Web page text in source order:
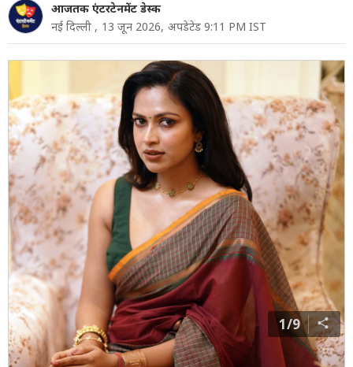
आजतक एंटरटेनमेंट डेस्क
नई दिल्ली , 13 जून 2026, अपडेटेड 9:11 PM IST
1/9